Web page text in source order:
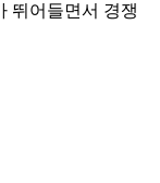
뛰어들면서 경쟁